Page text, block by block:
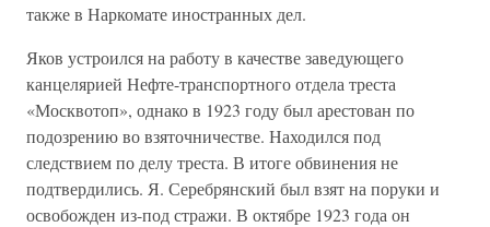
также в Наркомате иностранных дел.
Яков устроился на работу в качестве заведующего
канцелярией Нефте-транспортного отдела треста
«Москвотоп», однако в 1923 году был арестован по
подозрению во взяточничестве. Находился под
следствием по делу треста. В итоге обвинения не
подтвердились. Я. Серебрянский был взят на поруки и
освобожден из-под стражи. В октябре 1923 года он